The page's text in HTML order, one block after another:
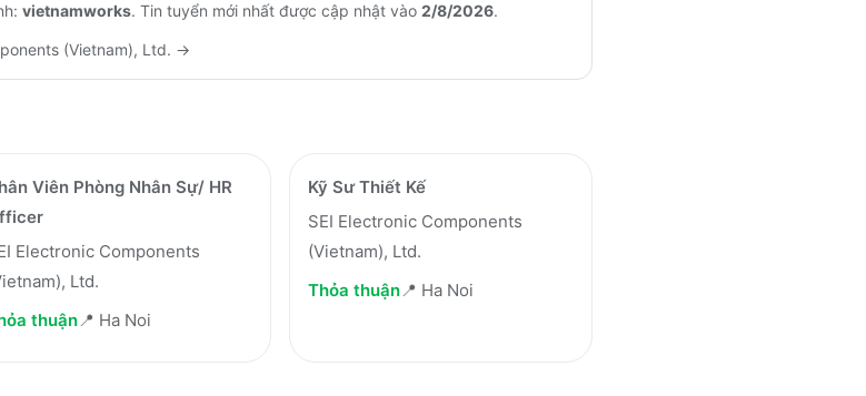
vietnamworks. Tin tuyển mới nhất được cập nhật vào 2/8/2026.
(Vietnam), Ltd. →
Viên Phòng Nhân Sự/ HR
Electronic Components
Ltd.
thuận📍 Ha Noi
Kỹ Sư Thiết Kế
SEI Electronic Components
(Vietnam), Ltd.
Thỏa thuận📍 Ha Noi